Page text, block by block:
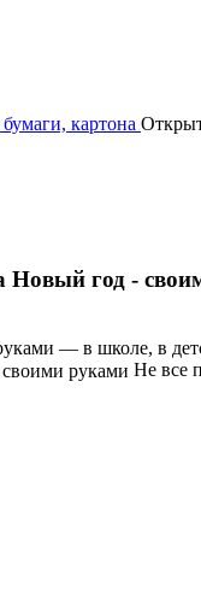
картона
Новый год -
— в школе, в
Не все